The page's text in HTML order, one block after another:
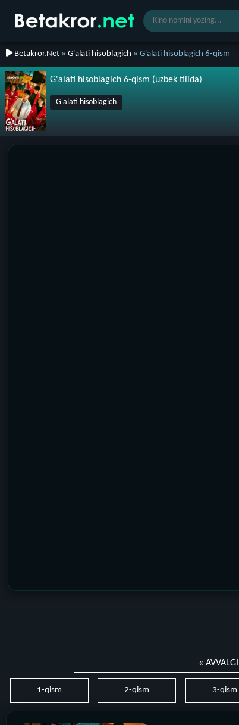
Betakror.Net » G'alati hisoblagich » G'alati hisoblagich 6-qism
G'alati hisoblagich 6-qism (uzbek tilida)
G'alati hisoblagich
«
1-qism 2-qism 3-qism